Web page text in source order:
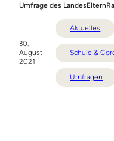
Umfrage des
30.
August
2021
Aktuelles
Schule &
Umfragen